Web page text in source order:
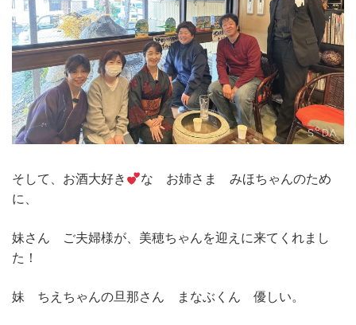
そして、お酒大好き
な お姉さま みほちゃんのため
に、
妹さん ご夫婦様が、美穂ちゃんを迎えに来てくれまし
た！
妹 ちえちゃんの旦那さん まなぶくん 優しい。